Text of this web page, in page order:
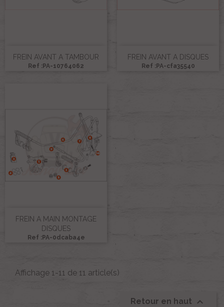
FREIN AVANT A TAMBOUR
Ref :PA-10764062
FREIN AVANT A DISQUES
Ref :PA-cfa35540
FREIN A MAIN MONTAGE
DISQUES
Ref :PA-0dcaba4e
Affichage 1-11 de 11 article(s)
Retour en haut 